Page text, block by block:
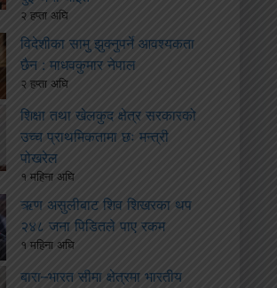
२ हप्ता अघि
विदेशीका सामु झुक्नुपर्ने आवश्यकता
छैन : माधवकुमार नेपाल
२ हप्ता अघि
शिक्षा तथा खेलकुद क्षेत्र सरकारको
उच्च प्राथमिकतामा छः मन्त्री
पोखरेल
१ महिना अघि
ऋण असुलीबाट शिव शिखरका थप
२४८ जना पिडितले पाए रकम
१ महिना अघि
बारा–भारत सीमा क्षेत्रमा भारतीय